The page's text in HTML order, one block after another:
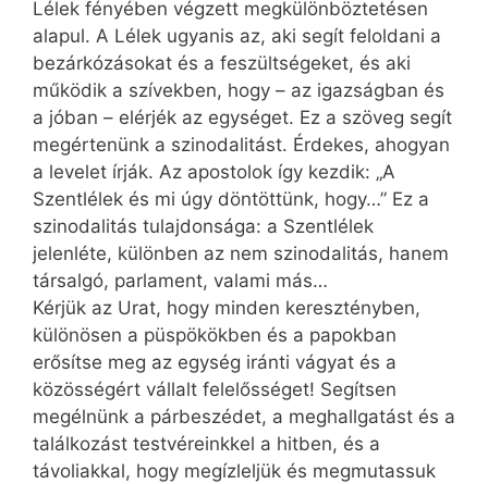
Lélek fényében végzett megkülönböztetésen
alapul. A Lélek ugyanis az, aki segít feloldani a
bezárkózásokat és a feszültségeket, és aki
működik a szívekben, hogy – az igazságban és
a jóban – elérjék az egységet. Ez a szöveg segít
megértenünk a szinodalitást. Érdekes, ahogyan
a levelet írják. Az apostolok így kezdik: „A
Szentlélek és mi úgy döntöttünk, hogy…” Ez a
szinodalitás tulajdonsága: a Szentlélek
jelenléte, különben az nem szinodalitás, hanem
társalgó, parlament, valami más…
Kérjük az Urat, hogy minden keresztényben,
különösen a püspökökben és a papokban
erősítse meg az egység iránti vágyat és a
közösségért vállalt felelősséget! Segítsen
megélnünk a párbeszédet, a meghallgatást és a
találkozást testvéreinkkel a hitben, és a
távoliakkal, hogy megízleljük és megmutassuk